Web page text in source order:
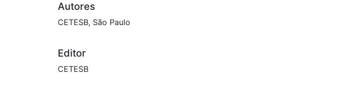
Autores
CETESB, São Paulo
Editor
CETESB